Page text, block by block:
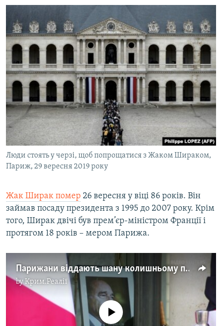
Люди стоять у черзі, щоб попрощатися з Жаком Шираком,
Париж, 29 вересня 2019 року
Жак Ширак помер 26 вересня у віці 86 років. Він
займав посаду президента з 1995 до 2007 року. Крім
того, Ширак двічі був прем’єр-міністром Франції і
протягом 18 років – мером Парижа.
Парижани віддають шану колишньому президентові Франції Жаку Шираку – відео
byКрим.Реалії
No media source currently available